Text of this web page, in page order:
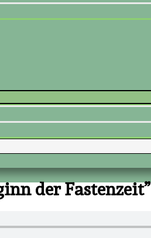
der Fastenzeit”